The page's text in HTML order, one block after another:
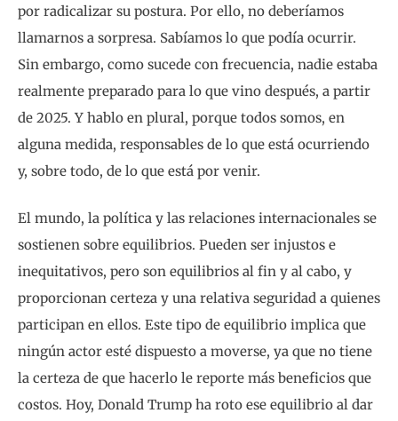
por radicalizar su postura. Por ello, no deberíamos
llamarnos a sorpresa. Sabíamos lo que podía ocurrir.
Sin embargo, como sucede con frecuencia, nadie estaba
realmente preparado para lo que vino después, a partir
de 2025. Y hablo en plural, porque todos somos, en
alguna medida, responsables de lo que está ocurriendo
y, sobre todo, de lo que está por venir.
El mundo, la política y las relaciones internacionales se
sostienen sobre equilibrios. Pueden ser injustos e
inequitativos, pero son equilibrios al fin y al cabo, y
proporcionan certeza y una relativa seguridad a quienes
participan en ellos. Este tipo de equilibrio implica que
ningún actor esté dispuesto a moverse, ya que no tiene
la certeza de que hacerlo le reporte más beneficios que
costos. Hoy, Donald Trump ha roto ese equilibrio al dar